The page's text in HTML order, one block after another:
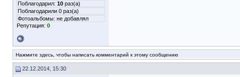
Поблагодарил: 10 раз(а)
Поблагодарили 0 раз(а)
Фотоальбомы: не добавлял
Репутация: 0
Нажмите здесь, чтобы написать комментарий к этому сообщению
22.12.2014, 15:30